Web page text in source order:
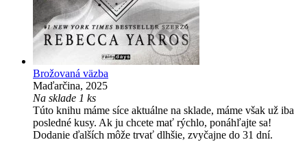
Brožovaná väzba
Maďarčina, 2025
Na sklade 1 ks
Túto knihu máme síce aktuálne na sklade, máme však už iba
posledné kusy. Ak ju chcete mať rýchlo, ponáhľajte sa!
Dodanie ďalších môže trvať dlhšie, zvyčajne do 31 dní.